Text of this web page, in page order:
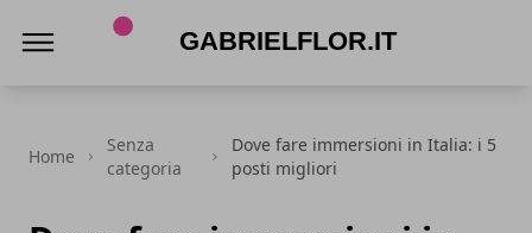
Home
Senza
categoria
Dove fare immersioni in Italia: i 5
posti migliori